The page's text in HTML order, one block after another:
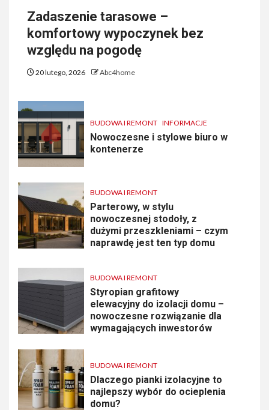
Zadaszenie tarasowe –
komfortowy wypoczynek bez
względu na pogodę
20 lutego, 2026 Abc4home
BUDOWA I REMONT INFORMACJE
Nowoczesne i stylowe biuro w
kontenerze
BUDOWA I REMONT
Parterowy, w stylu
nowoczesnej stodoły, z
dużymi przeszkleniami – czym
naprawdę jest ten typ domu
BUDOWA I REMONT
Styropian grafitowy
elewacyjny do izolacji domu –
nowoczesne rozwiązanie dla
wymagających inwestorów
BUDOWA I REMONT
Dlaczego pianki izolacyjne to
najlepszy wybór do ocieplenia
domu?